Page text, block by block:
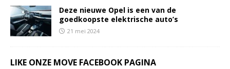
Deze nieuwe Opel is een van de
goedkoopste elektrische auto’s
21 mei 2024
LIKE ONZE MOVE FACEBOOK PAGINA